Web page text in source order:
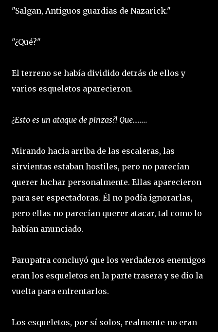
"Salgan, Antiguos guardias de Nazarick."
"¿Qué?"
El terreno se había dividido detrás de ellos y
varios esqueletos aparecieron.
¿Esto es un ataque de pinzas?! Que….....
Mirando hacia arriba de las escaleras, las
sirvientas estaban hostiles, pero no parecían
querer luchar personalmente. Ellas aparecieron
para ser espectadoras. Él no podía ignorarlas,
pero ellas no parecían querer atacar, tal como lo
habían anunciado.
Parupatra concluyó que los verdaderos enemigos
eran los esqueletos en la parte trasera y se dio la
vuelta para enfrentarlos.
Los esqueletos, por sí solos, realmente no eran